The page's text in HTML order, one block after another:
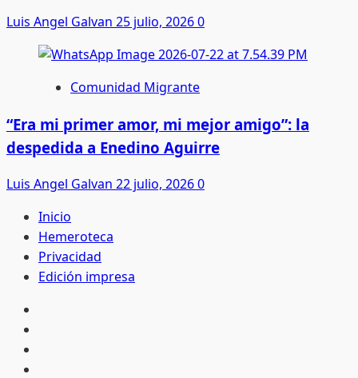
Luis Angel Galvan 25 julio, 20260
Comunidad Migrante
“Era mi primer amor, mi mejor amigo”: la
despedida a Enedino Aguirre
Luis Angel Galvan 22 julio, 20260
Inicio
Hemeroteca
Privacidad
Edición impresa